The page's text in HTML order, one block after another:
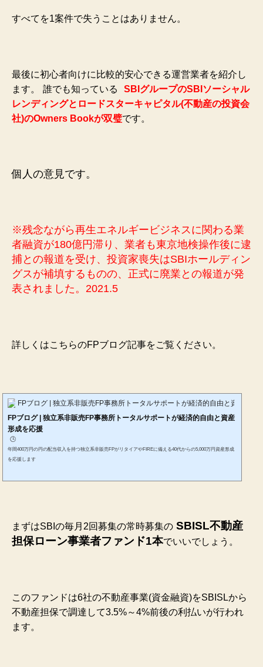
すべてを1案件で失うことはありません。
最後に初心者向けに比較的安心できる運営業者を紹介し
ます。
誰でも知っている
SBIグループのSBIソーシャル
レンディングとロードスターキャピタル(不動産の投資会
社)のOwners Bookが双璧です。
個人の意見です。
※残念ながら再生エネルギービジネスに関わる業
者融資が180億円滞り、業者も東京地検操作後に逮
捕との報道を受け、投資家喪失はSBIホールディン
グスが補填するものの、正式に廃業との報道が発
表されました。2021.5
詳しくはこちらのFPブログ記事をご覧ください。
FPブログ | 独立系非販売FP事務所トータルサポートが経済的自由と資産形成
FPブログ | 独立系非販売FP事務所トータルサポートが経済的自由と資産
形成を応援
🕒️
年間400万円の円の配当収入を持つ独立系非販売FPがリタイアやFIREに備える40代からの5,000万円資産形成
を応援します
まずはSBIの毎月2回募集の常時募集の SBISL不動産
担保ローン事業者ファンド1本でいいでしょう。
このファンドは6社の不動産事業(資金融資)をSBISLから
不動産担保で調達して3.5%～4%前後の利払いが行われ
ます。